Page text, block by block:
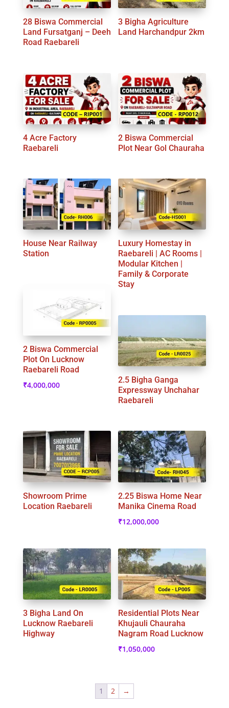
28 Biswa Commercial
Land Fursatganj – Deeh
Road Raebareli
3 Bigha Agriculture
Land Harchandpur 2km
4 Acre Factory
Raebareli
2 Biswa Commercial
Plot Near Gol Chauraha
House Near Railway
Station
Luxury Homestay in
Raebareli | AC Rooms |
Modular Kitchen |
Family & Corporate
Stay
2 Biswa Commercial
Plot On Lucknow
Raebareli Road
₹4,000,000
2.5 Bigha Ganga
Expressway Unchahar
Raebareli
Showroom Prime
Location Raebareli
2.25 Biswa Home Near
Manika Cinema Road
₹12,000,000
3 Bigha Land On
Lucknow Raebareli
Highway
Residential Plots Near
Khujauli Chauraha
Nagram Road Lucknow
₹1,050,000
1 2 →